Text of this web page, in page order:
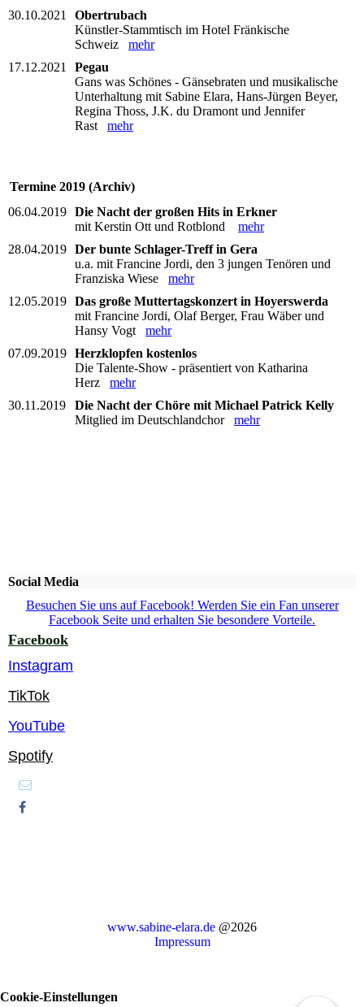
30.10.2021
Obertrubach
Künstler-Stammtisch im Hotel Fränkische
Schweiz mehr
17.12.2021
Pegau
Gans was Schönes - Gänsebraten und musikalische
Unterhaltung mit Sabine Elara, Hans-Jürgen Beyer,
Regina Thoss, J.K. du Dramont und Jennifer
Rast mehr
Termine 2019 (Archiv)
06.04.2019 Die Nacht der großen Hits in Erkner
mit Kerstin Ott und Rotblond mehr
28.04.2019 Der bunte Schlager-Treff in Gera
u.a. mit Francine Jordi, den 3 jungen Tenören und
Franziska Wiese mehr
12.05.2019 Das große Muttertagskonzert in Hoyerswerda
mit Francine Jordi, Olaf Berger, Frau Wäber und
Hansy Vogt mehr
07.09.2019 Herzklopfen kostenlos
Die Talente-Show - präsentiert von Katharina
Herz mehr
30.11.2019
Die Nacht der Chöre mit Michael Patrick Kelly
Mitglied im Deutschlandchor mehr
Social Media
Besuchen Sie uns auf Facebook! Werden Sie ein Fan unserer
Facebook Seite und erhalten Sie besondere Vorteile.
Facebook
Instagram
TikTok
YouTube
Spotify
www.sabine-elara.de @2026
Impressum
Cookie-Einstellungen